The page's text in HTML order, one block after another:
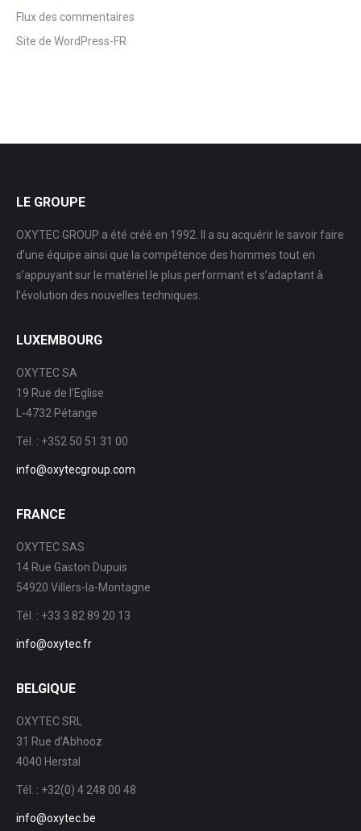
Flux des commentaires
Site de WordPress-FR
LE GROUPE
OXYTEC GROUP a été créé en 1992. Il a su acquérir le savoir faire
d’une équipe ainsi que la compétence des hommes tout en
s’appuyant sur le matériel le plus performant et s’adaptant à
l’évolution des nouvelles techniques.
LUXEMBOURG
OXYTEC SA
19 Rue de l’Eglise
L-4732 Pétange
Tél. : +352 50 51 31 00
info@oxytecgroup.com
FRANCE
OXYTEC SAS
14 Rue Gaston Dupuis
54920 Villers-la-Montagne
Tél. : +33 3 82 89 20 13
info@oxytec.fr
BELGIQUE
OXYTEC SRL
31 Rue d’Abhooz
4040 Herstal
Tél. : +32(0) 4 248 00 48
info@oxytec.be